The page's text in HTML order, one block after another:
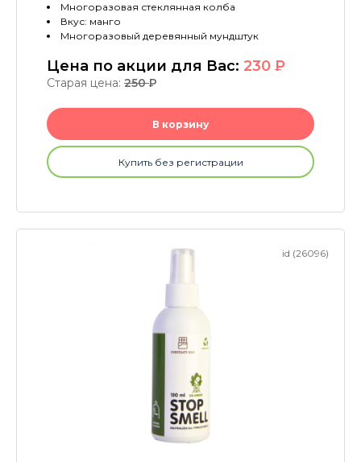
Многоразовая стеклянная колба
Вкус: манго
Многоразовый деревянный мундштук
Цена по акции для Вас: 230 P
Старая цена: 250P
В корзину
Купить без регистрации
id (26096)